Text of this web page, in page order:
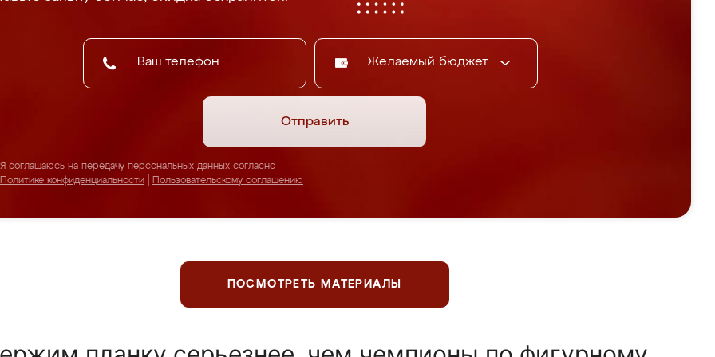
Желаемый бюджет
Отправить
Я соглашаюсь на передачу персональных данных согласно
Политике конфиденциальности
Пользовательскому соглашению
ПОСМОТРЕТЬ МАТЕРИАЛЫ